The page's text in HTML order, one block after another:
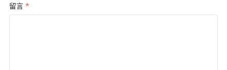
留言 *